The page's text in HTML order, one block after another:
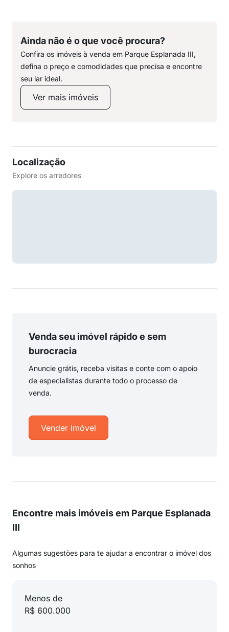
Ainda não é o que você procura?
Confira os imóveis à venda em Parque Esplanada III,
defina o preço e comodidades que precisa e encontre
seu lar ideal.
Ver mais imóveis
Localização
Explore os arredores
Venda seu imóvel rápido e sem
burocracia
Anuncie grátis, receba visitas e conte com o apoio
de especialistas durante todo o processo de
venda.
Vender imóvel
Encontre mais imóveis em Parque Esplanada
III
Algumas sugestões para te ajudar a encontrar o imóvel dos
sonhos
Menos de
R$ 600.000